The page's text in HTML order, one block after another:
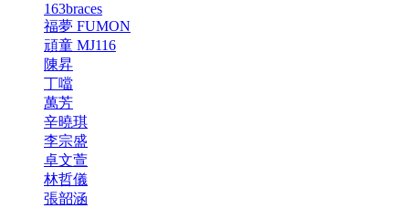
163braces
福夢 FUMON
頑童 MJ116
陳昇
丁噹
萬芳
辛曉琪
李宗盛
卓文萱
林哲儀
張韶涵